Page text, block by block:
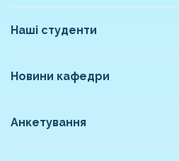
Наші студенти
Новини кафедри
Анкетування